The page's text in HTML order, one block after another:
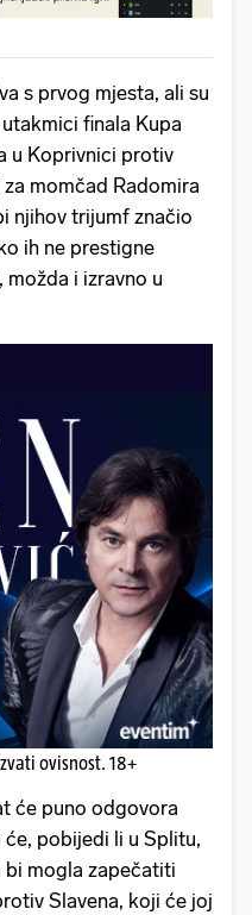
s prvog mjesta, ali su
finala Kupa
u Koprivnici protiv
momčad Radomira
njihov trijumf značio
ih ne prestigne
možda i izravno u
ovisnost. 18+
će puno odgovora
pobijedi li u Splitu,
mogla zapečatiti
Slavena, koji će joj